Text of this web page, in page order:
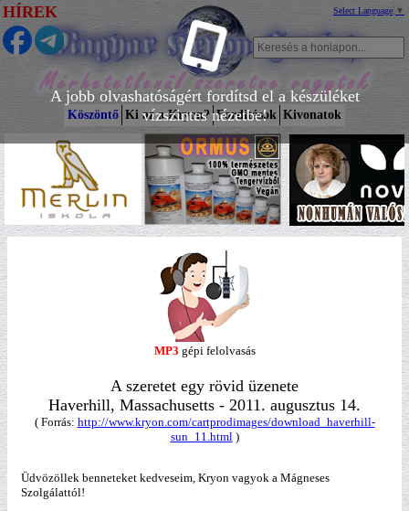
HÍREK Select Language ▼
A jobb olvashatóságért fordítsd el a készüléket
vízszintes nézetbe!
Köszöntő Ki az a Kryon? Fordítások Kivonatok
MP3 gépi felolvasás
A szeretet egy rövid üzenete
Haverhill, Massachusetts - 2011. augusztus 14.
( Forrás: http://www.kryon.com/cartprodimages/download_haverhill-
sun_11.html)
Üdvözöllek benneteket kedveseim, Kryon vagyok a Mágneses
Szolgálattól!